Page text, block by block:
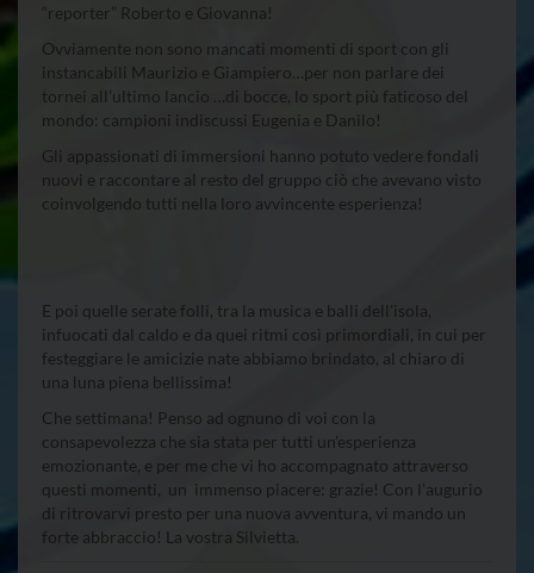
“reporter” Roberto e Giovanna!
Ovviamente non sono mancati momenti di sport con gli
instancabili Maurizio e Giampiero…per non parlare dei
tornei all’ultimo lancio …di bocce, lo sport più faticoso del
mondo: campioni indiscussi Eugenia e Danilo!
Gli appassionati di immersioni hanno potuto vedere fondali
nuovi e raccontare al resto del gruppo ciò che avevano visto
coinvolgendo tutti nella loro avvincente esperienza!
E poi quelle serate folli, tra la musica e balli dell’isola,
infuocati dal caldo e da quei ritmi così primordiali, in cui per
festeggiare le amicizie nate abbiamo brindato, al chiaro di
una luna piena bellissima!
Che settimana! Penso ad ognuno di voi con la
consapevolezza che sia stata per tutti un’esperienza
emozionante, e per me che vi ho accompagnato attraverso
questi momenti, un immenso piacere: grazie! Con l’augurio
di ritrovarvi presto per una nuova avventura, vi mando un
forte abbraccio! La vostra Silvietta.